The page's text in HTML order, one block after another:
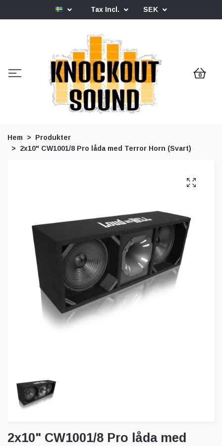
Tax Incl. SEK
0
Hem
Produkter
2x10" CW1001/8 Pro låda med Terror Horn (Svart)
2x10" CW1001/8 Pro låda med